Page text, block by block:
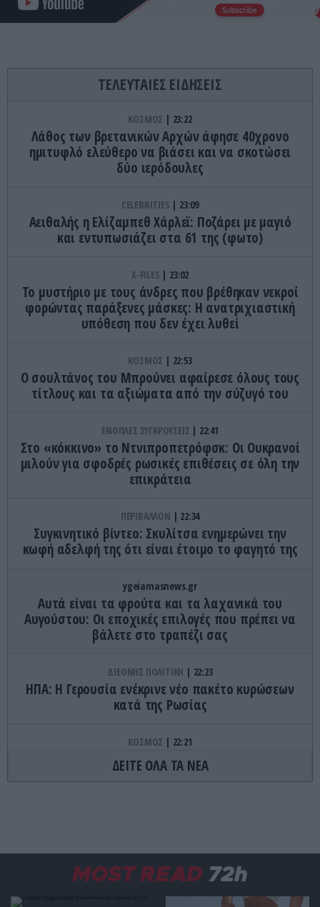
ΤΕΛΕΥΤΑΙΕΣ ΕΙΔΗΣΕΙΣ
ΚΟΣΜΟΣ 23:22
Λάθος των βρετανικών Αρχών άφησε 40χρονο
ημιτυφλό ελεύθερο να βιάσει και να σκοτώσει
δύο ιερόδουλες
CELEBRITIES 23:09
Αειθαλής η Ελίζαμπεθ Χάρλεϊ: Ποζάρει με μαγιό
και εντυπωσιάζει στα 61 της (φωτο)
X-FILES 23:02
Το μυστήριο με τους άνδρες που βρέθηκαν νεκροί
φορώντας παράξενες μάσκες: Η ανατριχιαστική
υπόθεση που δεν έχει λυθεί
ΚΟΣΜΟΣ 22:53
Ο σουλτάνος του Μπρούνει αφαίρεσε όλους τους
τίτλους και τα αξιώματα από την σύζυγό του
ΕΝΟΠΛΕΣ ΣΥΓΚΡΟΥΣΕΙΣ 22:41
Στο «κόκκινο» το Ντνιπροπετρόφσκ: Οι Ουκρανοί
μιλούν για σφοδρές ρωσικές επιθέσεις σε όλη την
επικράτεια
ΠΕΡΙΒΑΛΛΟΝ 22:34
Συγκινητικό βίντεο: Σκυλίτσα ενημερώνει την
κωφή αδελφή της ότι είναι έτοιμο το φαγητό της
ygeiamasnews.gr
Αυτά είναι τα φρούτα και τα λαχανικά του
Αυγούστου: Οι εποχικές επιλογές που πρέπει να
βάλετε στο τραπέζι σας
ΔΙΕΘΝΗΣ ΠΟΛΙΤΙΚΗ 22:23
ΗΠΑ: Η Γερουσία ενέκρινε νέο πακέτο κυρώσεων
κατά της Ρωσίας
ΚΟΣΜΟΣ 22:21
Κλιφ Λάιονς Ντόμπι: Δραπέτευσε ο
καταδικασμένος παιδοβιαστής στη Σκωτία – Οι
από το εντυπωσιακό φαινόμενο
ΔΕΙΤΕ ΟΛΑ ΤΑ ΝΕΑ
MOST READ 72h